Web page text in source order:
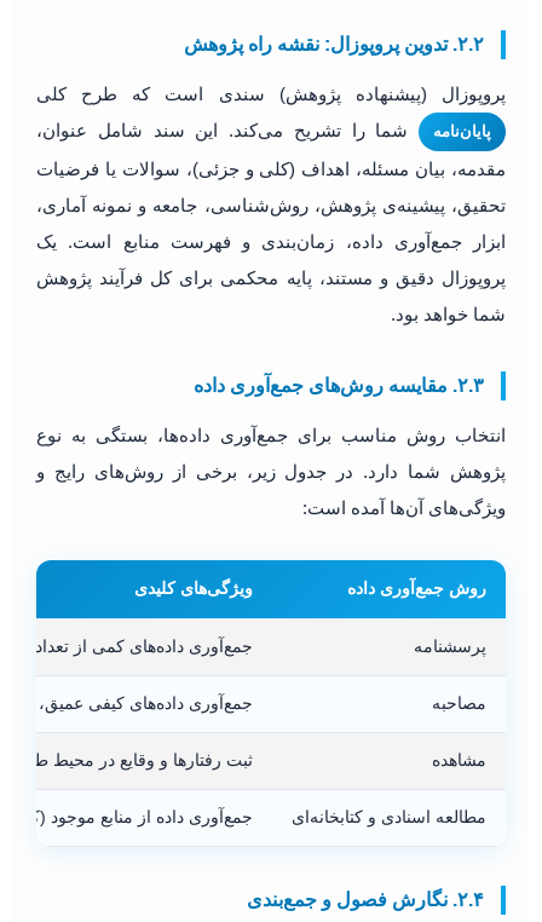
۲.۲. تدوین پروپوزال: نقشه راه پژوهش
پروپوزال (پیشنهاده پژوهش) سندی است که طرح کلی
پایان‌نامه
شما را تشریح می‌کند. این سند شامل عنوان،
مقدمه، بیان مسئله، اهداف (کلی و جزئی)، سوالات یا فرضیات
تحقیق، پیشینه‌ی پژوهش، روش‌شناسی، جامعه و نمونه آماری،
ابزار جمع‌آوری داده، زمان‌بندی و فهرست منابع است. یک
پروپوزال دقیق و مستند، پایه محکمی برای کل فرآیند پژوهش
شما خواهد بود.
۲.۳. مقایسه روش‌های جمع‌آوری داده
انتخاب روش مناسب برای جمع‌آوری داده‌ها، بستگی به نوع
پژوهش شما دارد. در جدول زیر، برخی از روش‌های رایج و
ویژگی‌های آن‌ها آمده است:
روش جمع‌آوری داده ویژگی‌های کلیدی
پرسشنامه جمع‌آوری داده‌های کمی از تعداد
مصاحبه جمع‌آوری داده‌های کیفی عمیق،
مشاهده ثبت رفتارها و وقایع در محیط
مطالعه اسنادی و کتابخانه‌ای جمع‌آوری داده از منابع موجود
۲.۴. نگارش فصول و جمع‌بندی